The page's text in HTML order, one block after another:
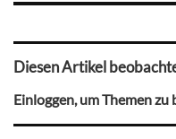
Diesen Artikel
Einloggen, um Themen zu